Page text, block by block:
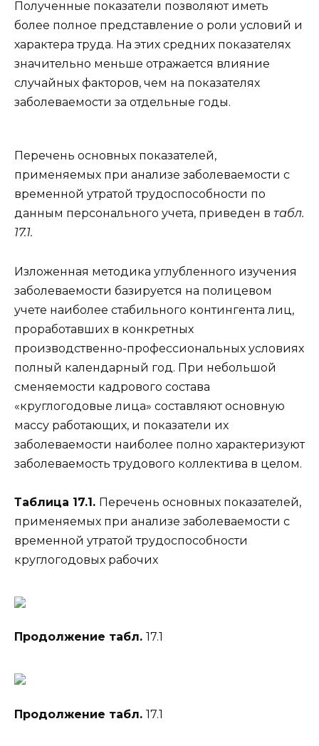
Полученные показатели позволяют иметь
более полное представление о роли условий и
характера труда. На этих средних показателях
значительно меньше отражается влияние
случайных факторов, чем на показателях
заболеваемости за отдельные годы.
Перечень основных показателей,
применяемых при анализе заболеваемости с
временной утратой трудоспособности по
данным персонального учета, приведен в табл.
17.1.
Изложенная методика углубленного изучения
заболеваемости базируется на полицевом
учете наиболее стабильного контингента лиц,
проработавших в конкретных
производственно-профессиональных условиях
полный календарный год. При небольшой
сменяемости кадрового состава
«круглогодовые лица» составляют основную
массу работающих, и показатели их
заболеваемости наиболее полно характеризуют
заболеваемость трудового коллектива в целом.
Таблица 17.1. Перечень основных показателей,
применяемых при анализе заболеваемости с
временной утратой трудоспособности
круглогодовых рабочих
Продолжение табл. 17.1
Продолжение табл. 17.1